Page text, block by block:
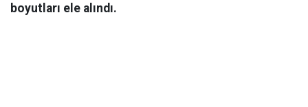
boyutları ele alındı.